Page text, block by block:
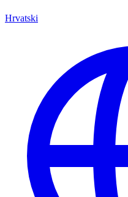
Hrvatski